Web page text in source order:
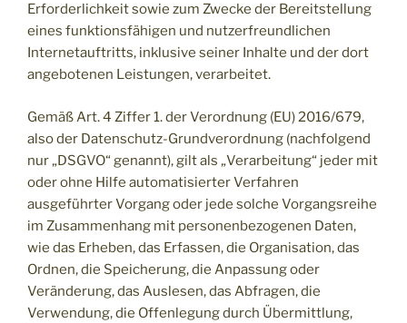
Erforderlichkeit sowie zum Zwecke der Bereitstellung
eines funktionsfähigen und nutzerfreundlichen
Internetauftritts, inklusive seiner Inhalte und der dort
angebotenen Leistungen, verarbeitet.
Gemäß Art. 4 Ziffer 1. der Verordnung (EU) 2016/679,
also der Datenschutz-Grundverordnung (nachfolgend
nur „DSGVO“ genannt), gilt als „Verarbeitung“ jeder mit
oder ohne Hilfe automatisierter Verfahren
ausgeführter Vorgang oder jede solche Vorgangsreihe
im Zusammenhang mit personenbezogenen Daten,
wie das Erheben, das Erfassen, die Organisation, das
Ordnen, die Speicherung, die Anpassung oder
Veränderung, das Auslesen, das Abfragen, die
Verwendung, die Offenlegung durch Übermittlung,